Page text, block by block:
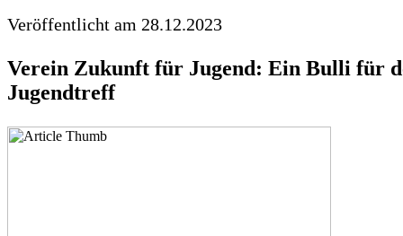
Veröffentlicht am 28.12.2023
Verein Zukunft für Jugend: Ein Bulli für
Jugendtreff